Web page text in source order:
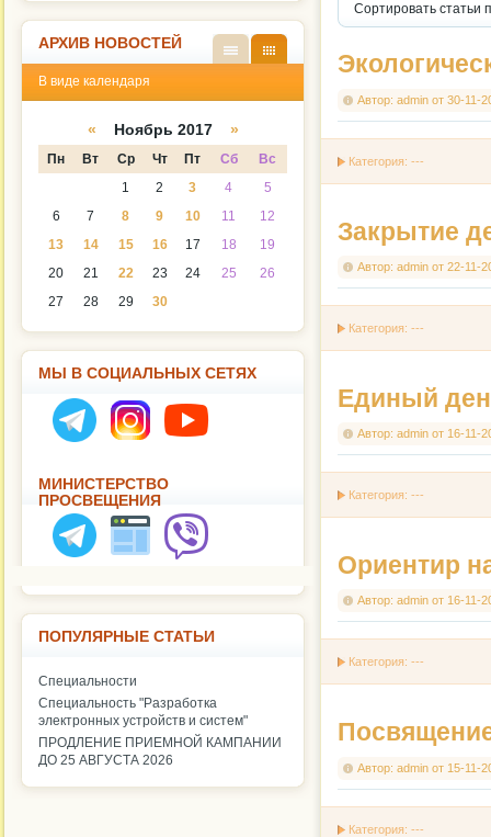
Сортировать статьи
Автор: admin от 30-11-
Категория: ---
Закрытие
Автор: admin от 22-11-
Категория: ---
Единый
Автор: admin от 16-11-
Категория: ---
Ориентир
Автор: admin от 16-11-
Категория: ---
Автор: admin от 15-11-
Категория: ---
АРХИВ НОВОСТЕЙ
кален
списк
В виде календаря
« Ноябрь 2017 »
Пн Вт Ср Чт Пт Сб
Вс
1
2 3 4
5
6
7 8 9 10 11
12
13
14 15 16 17 18
19
20
21 22 23 24 25
26
27
28 29 30
МЫ В СОЦИАЛЬНЫХ СЕТЯХ
МИНИСТЕРСТВО
ПРОСВЕЩЕНИЯ
ПОПУЛЯРНЫЕ СТАТЬИ
Специальности
Специальность "Разработка
электронных устройств и систем"
ПРОДЛЕНИЕ ПРИЕМНОЙ КАМПАНИИ
ДО 25 АВГУСТА 2026